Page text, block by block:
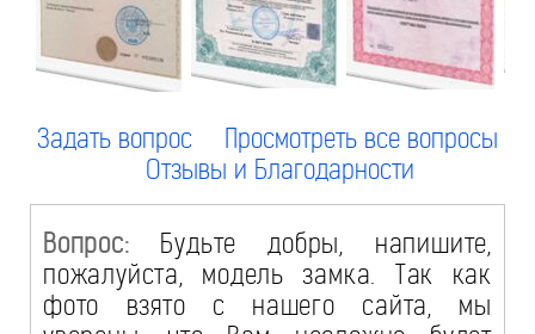
Задать вопрос
Просмотреть все вопросы
Отзывы и Благодарности
Вопрос: Будьте добры, напишите,
пожалуйста, модель замка. Так как
фото взято с нашего сайта, мы